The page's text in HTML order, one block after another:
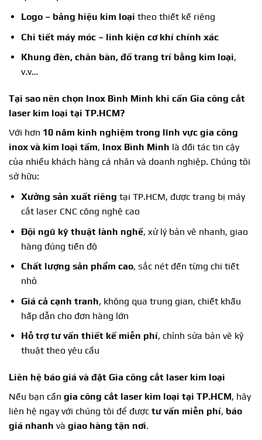
Logo – bảng hiệu kim loại theo thiết kế riêng
Chi tiết máy móc – linh kiện cơ khí chính xác
Khung đèn, chân bàn, đồ trang trí bằng kim loại,
v.v…
Tại sao nên chọn Inox Bình Minh khi cần Gia công cắt
laser kim loại tại TP.HCM?
Với hơn 10 năm kinh nghiệm trong lĩnh vực gia công
inox và kim loại tấm, Inox Bình Minh là đối tác tin cậy
của nhiều khách hàng cá nhân và doanh nghiệp. Chúng tôi
sở hữu:
Xưởng sản xuất riêng tại TP.HCM, được trang bị máy
cắt laser CNC công nghệ cao
Đội ngũ kỹ thuật lành nghề, xử lý bản vẽ nhanh, giao
hàng đúng tiến độ
Chất lượng sản phẩm cao, sắc nét đến từng chi tiết
nhỏ
Giá cả cạnh tranh, không qua trung gian, chiết khấu
hấp dẫn cho đơn hàng lớn
Hỗ trợ tư vấn thiết kế miễn phí, chỉnh sửa bản vẽ kỹ
thuật theo yêu cầu
Liên hệ báo giá và đặt Gia công cắt laser kim loại
Nếu bạn cần gia công cắt laser kim loại tại TP.HCM, hãy
liên hệ ngay với chúng tôi để được tư vấn miễn phí, báo
giá nhanh và giao hàng tận nơi.